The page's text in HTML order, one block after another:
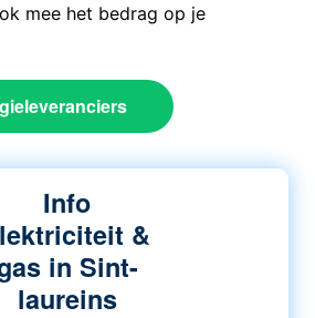
mee het bedrag op je
Info
&
in Sint-
laureins